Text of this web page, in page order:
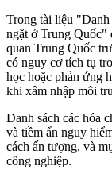
Trong tài liệu "Danh
ngặt ở Trung Quốc"
quan Trung Quốc
có nguy cơ tích tụ
học hoặc phản ứng
khi xâm nhập môi
Danh sách các hó‌a
và tiềm ẩn nguy
cách ấn tượng, và
công nghiệp.